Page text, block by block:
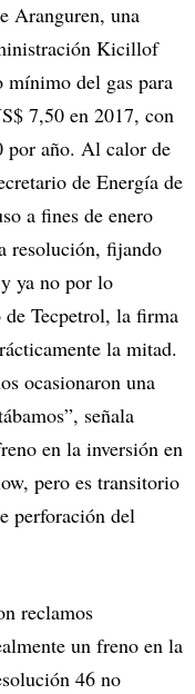
Aranguren, una
Kicillof
mínimo del gas para
7,50 en 2017, con
por año. Al calor de
de Energía de
a fines de enero
resolución, fijando
ya no por lo
Tecpetrol, la firma
la mitad.
ocasionaron una
señala
en la inversión en
pero es transitorio
perforación del
reclamos
un freno en la
46 no